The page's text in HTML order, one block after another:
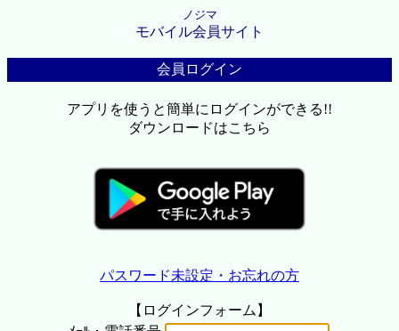
ノジマ
モバイル会員サイト
会員ログイン
アプリを使うと簡単にログインができる!!
ダウンロードはこちら
パスワード未設定・お忘れの方
【ログインフォーム】